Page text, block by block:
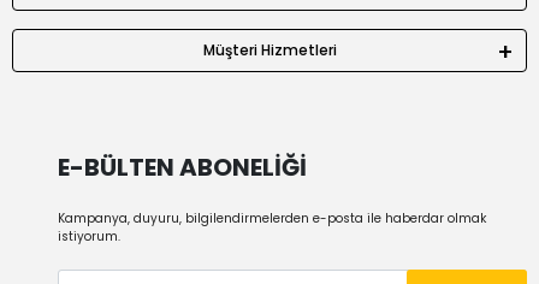
Müşteri Hizmetleri
E-BÜLTEN ABONELİĞİ
Kampanya, duyuru, bilgilendirmelerden e-posta ile haberdar olmak
istiyorum.